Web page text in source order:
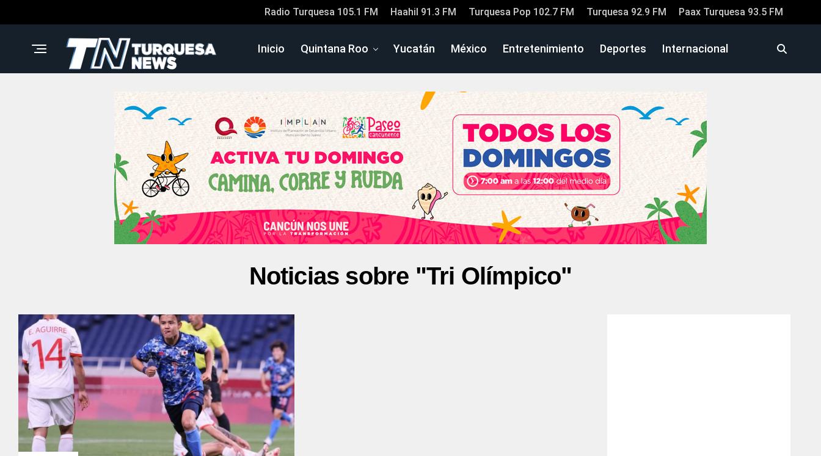
Radio Turquesa 105.1 FM Haahil 91.3 FM Turquesa Pop 102.7 FM Turquesa 92.9 FM Paax Turquesa 93.5 FM
Inicio Quintana Roo Yucatán México Entretenimiento Deportes Internacional
Noticias sobre "Tri Olímpico"